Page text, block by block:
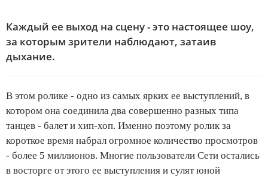
Каждый ее выход на сцену - это настоящее шоу,
за которым зрители наблюдают, затаив
дыхание.
В этом ролике - одно из самых ярких ее выступлений, в
котором она соединила два совершенно разных типа
танцев - балет и хип-хоп. Именно поэтому ролик за
короткое время набрал огромное количество просмотров
- более 5 миллионов. Многие пользователи Сети остались
в восторге от этого ее выступления и сулят юной